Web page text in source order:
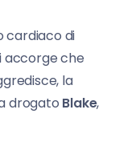
cardiaco di
accorge che
la
drogato Blake,